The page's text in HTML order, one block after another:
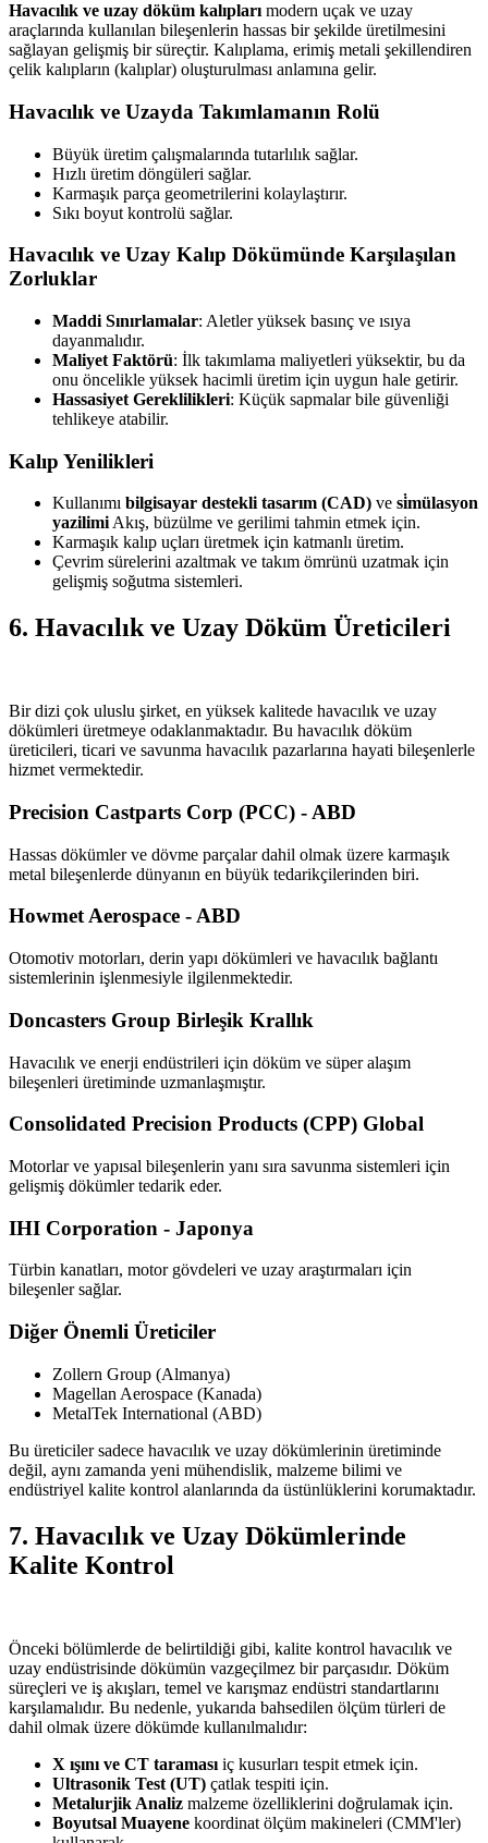
Havacılık ve uzay döküm kalıpları modern uçak ve uzay
araçlarında kullanılan bileşenlerin hassas bir şekilde üretilmesini
sağlayan gelişmiş bir süreçtir. Kalıplama, erimiş metali şekillendiren
çelik kalıpların (kalıplar) oluşturulması anlamına gelir.
Havacılık ve Uzayda Takımlamanın Rolü
Büyük üretim çalışmalarında tutarlılık sağlar.
Hızlı üretim döngüleri sağlar.
Karmaşık parça geometrilerini kolaylaştırır.
Sıkı boyut kontrolü sağlar.
Havacılık ve Uzay Kalıp Dökümünde Karşılaşılan
Zorluklar
Maddi Sınırlamalar: Aletler yüksek basınç ve ısıya
dayanmalıdır.
Maliyet Faktörü: İlk takımlama maliyetleri yüksektir, bu da
onu öncelikle yüksek hacimli üretim için uygun hale getirir.
Hassasiyet Gereklilikleri: Küçük sapmalar bile güvenliği
tehlikeye atabilir.
Kalıp Yenilikleri
Kullanımı bilgisayar destekli tasarım (CAD) ve si̇mülasyon
yazilimi Akış, büzülme ve gerilimi tahmin etmek için.
Karmaşık kalıp uçları üretmek için katmanlı üretim.
Çevrim sürelerini azaltmak ve takım ömrünü uzatmak için
gelişmiş soğutma sistemleri.
6. Havacılık ve Uzay Döküm Üreticileri
Bir dizi çok uluslu şirket, en yüksek kalitede havacılık ve uzay
dökümleri üretmeye odaklanmaktadır. Bu havacılık döküm
üreticileri, ticari ve savunma havacılık pazarlarına hayati bileşenlerle
hizmet vermektedir.
Precision Castparts Corp (PCC) - ABD
Hassas dökümler ve dövme parçalar dahil olmak üzere karmaşık
metal bileşenlerde dünyanın en büyük tedarikçilerinden biri.
Howmet Aerospace - ABD
Otomotiv motorları, derin yapı dökümleri ve havacılık bağlantı
sistemlerinin işlenmesiyle ilgilenmektedir.
Doncasters Group Birleşik Krallık
Havacılık ve enerji endüstrileri için döküm ve süper alaşım
bileşenleri üretiminde uzmanlaşmıştır.
Consolidated Precision Products (CPP) Global
Motorlar ve yapısal bileşenlerin yanı sıra savunma sistemleri için
gelişmiş dökümler tedarik eder.
IHI Corporation - Japonya
Türbin kanatları, motor gövdeleri ve uzay araştırmaları için
bileşenler sağlar.
Diğer Önemli Üreticiler
Zollern Group (Almanya)
Magellan Aerospace (Kanada)
MetalTek International (ABD)
Bu üreticiler sadece havacılık ve uzay dökümlerinin üretiminde
değil, aynı zamanda yeni mühendislik, malzeme bilimi ve
endüstriyel kalite kontrol alanlarında da üstünlüklerini korumaktadır.
7. Havacılık ve Uzay Dökümlerinde
Kalite Kontrol
Önceki bölümlerde de belirtildiği gibi, kalite kontrol havacılık ve
uzay endüstrisinde dökümün vazgeçilmez bir parçasıdır. Döküm
süreçleri ve iş akışları, temel ve karışmaz endüstri standartlarını
karşılamalıdır. Bu nedenle, yukarıda bahsedilen ölçüm türleri de
dahil olmak üzere dökümde kullanılmalıdır:
X ışını ve CT taraması iç kusurları tespit etmek için.
Ultrasonik Test (UT) çatlak tespiti için.
Metalurjik Analiz malzeme özelliklerini doğrulamak için.
Boyutsal Muayene koordinat ölçüm makineleri (CMM'ler)